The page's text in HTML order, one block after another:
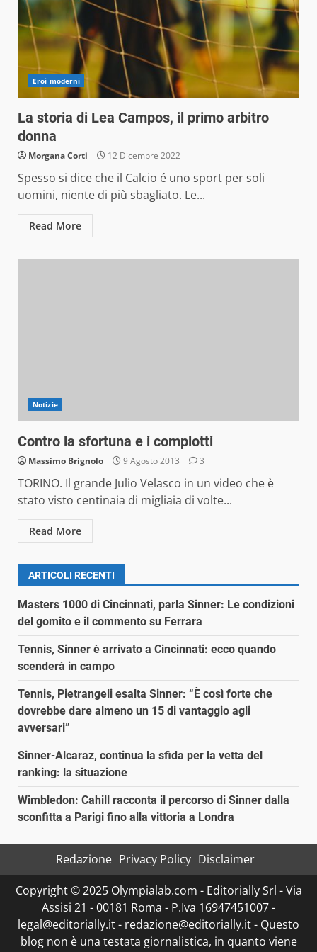
Eroi moderni
La storia di Lea Campos, il primo arbitro
donna
Morgana Corti 12 Dicembre 2022
Spesso si dice che il Calcio é uno sport per soli
uomini, niente di più sbagliato. Le...
Read More
Notizie
Contro la sfortuna e i complotti
Massimo Brignolo 9 Agosto 2013 3
TORINO. Il grande Julio Velasco in un video che è
stato visto centinaia di migliaia di volte...
Read More
ARTICOLI RECENTI
Masters 1000 di Cincinnati, parla Sinner: Le condizioni
del gomito e il commento su Ferrara
Tennis, Sinner è arrivato a Cincinnati: ecco quando
scenderà in campo
Tennis, Pietrangeli esalta Sinner: “È così forte che
dovrebbe dare almeno un 15 di vantaggio agli
avversari”
Sinner-Alcaraz, continua la sfida per la vetta del
ranking: la situazione
Wimbledon: Cahill racconta il percorso di Sinner dalla
sconfitta a Parigi fino alla vittoria a Londra
Redazione Privacy Policy Disclaimer
Copyright © 2025 Olympialab.com - Editorially Srl - Via
Assisi 21 - 00181 Roma - P.Iva 16947451007 -
legal@editorially.it - redazione@editorially.it - Questo
blog non è una testata giornalistica, in quanto viene